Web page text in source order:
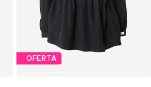
OFERTA